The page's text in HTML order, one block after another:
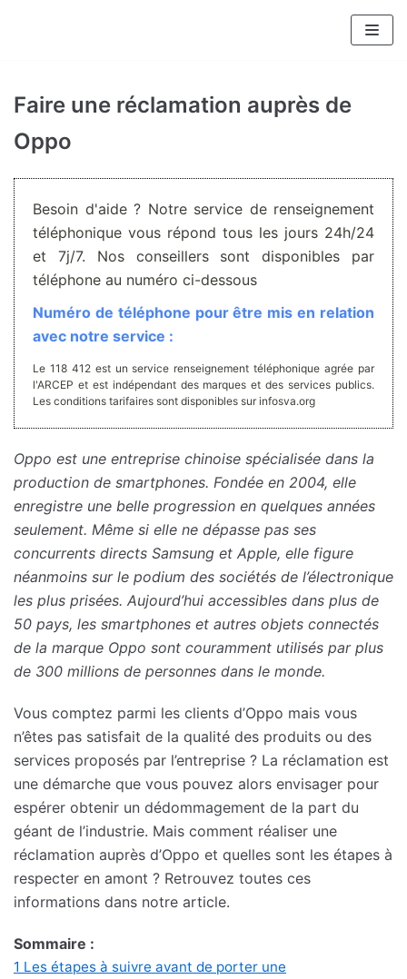
contenu
Faire une réclamation auprès de
Oppo
Besoin d'aide ? Notre service de renseignement
téléphonique vous répond tous les jours 24h/24
et 7j/7. Nos conseillers sont disponibles par
téléphone au numéro ci-dessous
Numéro de téléphone pour être mis en relation
avec notre service :
Le 118 412 est un service renseignement téléphonique agrée par
l'ARCEP et est indépendant des marques et des services publics.
Les conditions tarifaires sont disponibles sur infosva.org
Oppo est une entreprise chinoise spécialisée dans la
production de smartphones. Fondée en 2004, elle
enregistre une belle progression en quelques années
seulement. Même si elle ne dépasse pas ses
concurrents directs Samsung et Apple, elle figure
néanmoins sur le podium des sociétés de l’électronique
les plus prisées. Aujourd’hui accessibles dans plus de
50 pays, les smartphones et autres objets connectés
de la marque Oppo sont couramment utilisés par plus
de 300 millions de personnes dans le monde.
Vous comptez parmi les clients d’Oppo mais vous
n’êtes pas satisfait de la qualité des produits ou des
services proposés par l’entreprise ? La réclamation est
une démarche que vous pouvez alors envisager pour
espérer obtenir un dédommagement de la part du
géant de l’industrie. Mais comment réaliser une
réclamation auprès d’Oppo et quelles sont les étapes à
respecter en amont ? Retrouvez toutes ces
informations dans notre article.
Sommaire :
1 Les étapes à suivre avant de porter une